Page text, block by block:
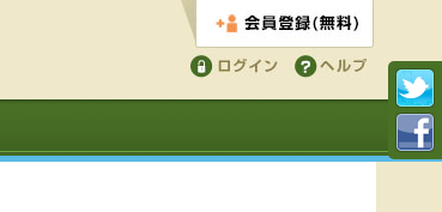
会員登録する